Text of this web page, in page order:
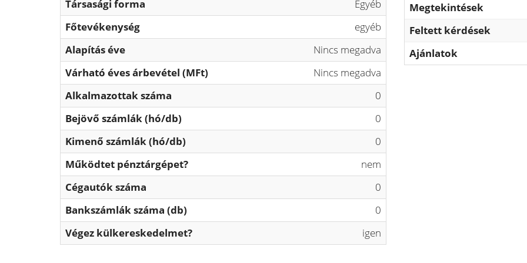
Társasági forma
Egyéb
Főtevékenység
egyéb
Alapítás éve
Nincs megadva
Várható éves árbevétel (MFt)
Nincs megadva
Alkalmazottak száma
0
Bejövő számlák (hó/db)
0
Kimenő számlák (hó/db)
0
Működtet pénztárgépet?
nem
Cégautók száma
0
Bankszámlák száma (db)
0
Végez külkereskedelmet?
igen
Megtekintések
Feltett kérdések
Ajánlatok